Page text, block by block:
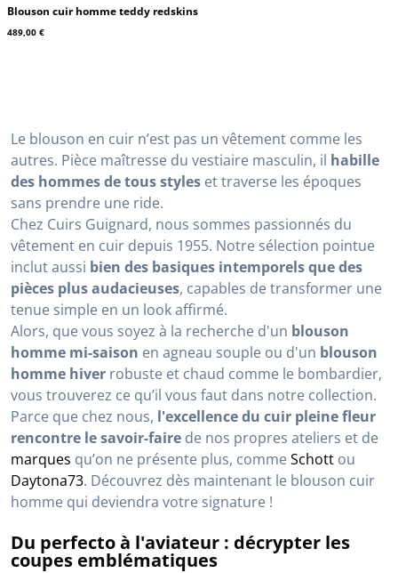
Le blouson en cuir n’est pas un vêtement comme les
autres. Pièce maîtresse du vestiaire masculin, il habille
des hommes de tous styles et traverse les époques
sans prendre une ride.
Chez Cuirs Guignard, nous sommes passionnés du
vêtement en cuir depuis 1955. Notre sélection pointue
inclut aussi bien des basiques intemporels que des
pièces plus audacieuses, capables de transformer une
tenue simple en un look affirmé.
Alors, que vous soyez à la recherche d'un blouson
homme mi-saison en agneau souple ou d'un blouson
homme hiver robuste et chaud comme le bombardier,
vous trouverez ce qu’il vous faut dans notre collection.
Parce que chez nous, l'excellence du cuir pleine fleur
rencontre le savoir-faire de nos propres ateliers et de
marques qu’on ne présente plus, commeSchott ou
Daytona73. Découvrez dès maintenant le blouson cuir
homme qui deviendra votre signature !
Du perfecto à l'aviateur : décrypter les
coupes emblématiques
Blouson cuir homme teddy redskins
489,00 €